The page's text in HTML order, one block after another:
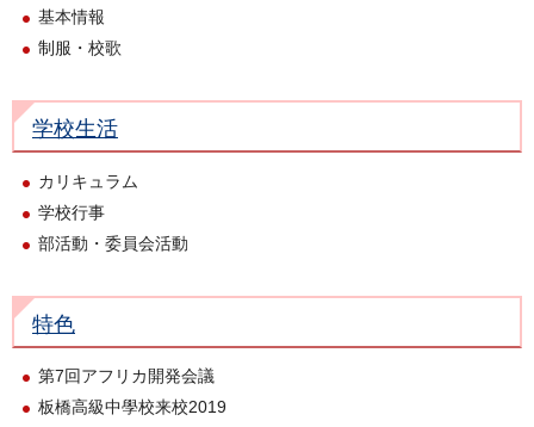
基本情報
制服・校歌
学校生活
カリキュラム
学校行事
部活動・委員会活動
特色
第7回アフリカ開発会議
板橋高級中學校来校2019